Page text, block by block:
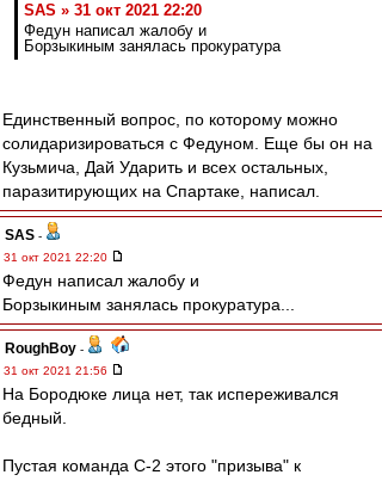
SAS » 31 окт 2021 22:20
Федун написал жалобу и
Борзыкиным занялась прокуратура
Единственный вопрос, по которому можно
солидаризироваться с Федуном. Еще бы он на
Кузьмича, Дай Ударить и всех остальных,
паразитирующих на Спартаке, написал.
SAS -
31 окт 2021 22:20
Федун написал жалобу и
Борзыкиным занялась прокуратура...
RoughBoy -
31 окт 2021 21:56
На Бородюке лица нет, так испереживался
бедный.
Пустая команда С-2 этого "призыва" к